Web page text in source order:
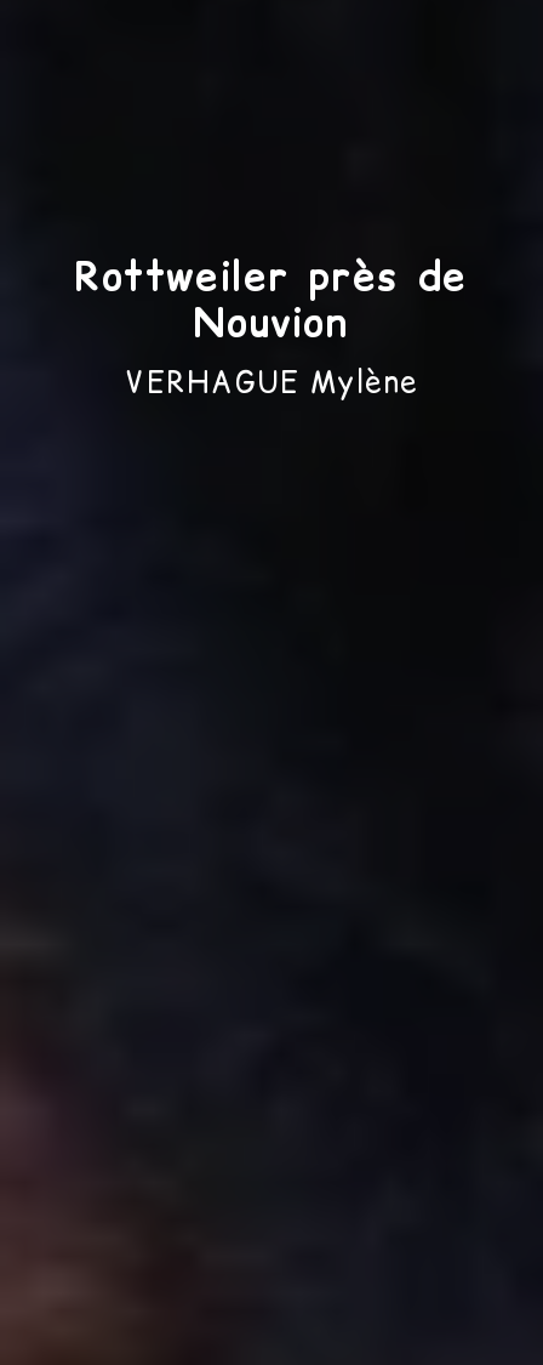
Rottweiler près de
Nouvion
VERHAGUE Mylène